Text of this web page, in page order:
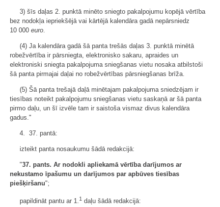
3) šīs daļas 2. punktā minēto sniegto pakalpojumu kopējā vērtība
bez nodokļa iepriekšējā vai kārtējā kalendāra gadā nepārsniedz
10 000 euro
(4) Ja kalendāra gadā šā panta trešās daļas 3. punktā minētā
robežvērtība ir pārsniegta, elektronisko sakaru, apraides un
elektroniski sniegta pakalpojuma sniegšanas vietu nosaka atbilstoši
šā panta pirmajai daļai no robežvērtības pārsniegšanas brīža.
(5) Šā panta trešajā daļā minētajam pakalpojuma sniedzējam ir
tiesības noteikt pakalpojumu sniegšanas vietu saskaņā ar šā panta
pirmo daļu, un šī izvēle tam ir saistoša vismaz divus kalendāra
gadus."
4. 37. pantā:
izteikt panta nosaukumu šādā redakcijā:
"37. pants. Ar nodokli apliekamā vērtība darījumos ar
nekustamo īpašumu un darījumos par apbūves tiesības
piešķiršanu";
papildināt pantu ar 1. 1 daļu šādā redakcijā: